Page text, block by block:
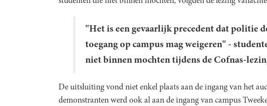
"Het is een gevaarlijk precedent dat politie
toegang op campus mag weigeren" -
niet binnen mochten tijdens de Cofnas-
De uitsluiting vond niet enkel plaats aan de ingang van het
demonstranten werd ook al aan de ingang van campus